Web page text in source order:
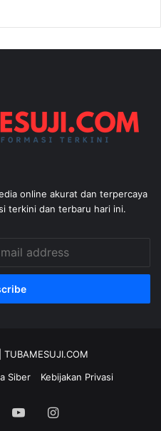
online akurat dan terpercaya
terkini dan terbaru hari ini.
TUBAMESUJI.COM
Siber Kebijakan Privasi
YouTubeInstagram